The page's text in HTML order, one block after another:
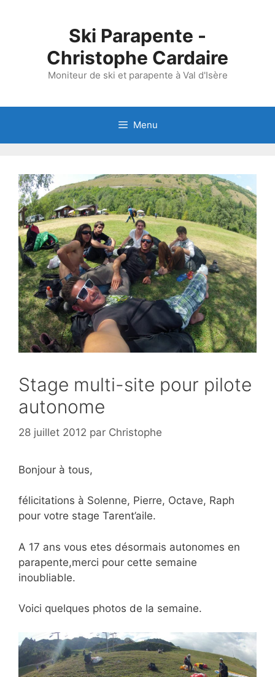
Ski Parapente -
Christophe Cardaire
Moniteur de ski et parapente à Val d'Isère
Menu
Stage multi-site pour pilote
autonome
28 juillet 2012 par Christophe
Bonjour à tous,
félicitations à Solenne, Pierre, Octave, Raph
pour votre stage Tarent’aile.
A 17 ans vous etes désormais autonomes en
parapente,merci pour cette semaine
inoubliable.
Voici quelques photos de la semaine.